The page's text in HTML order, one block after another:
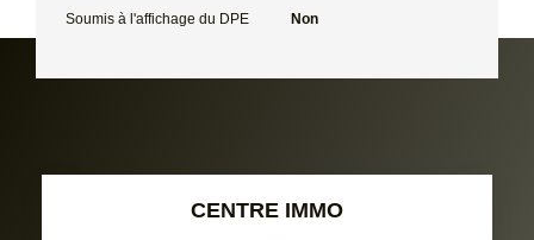
Soumis à l'affichage du DPE Non
CENTRE IMMO